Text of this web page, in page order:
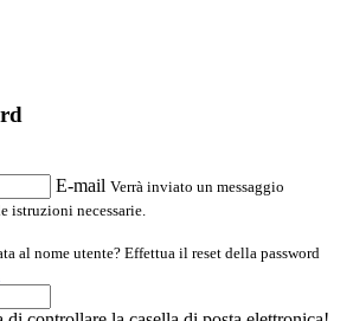
E-mail Verrà inviato un messaggio
istruzioni necessarie.
al nome utente? Effettua il reset della password